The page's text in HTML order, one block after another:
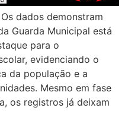
dados demonstram
Guarda Municipal está
para o
evidenciando o
da população e a
Mesmo em fase
os registros já deixam